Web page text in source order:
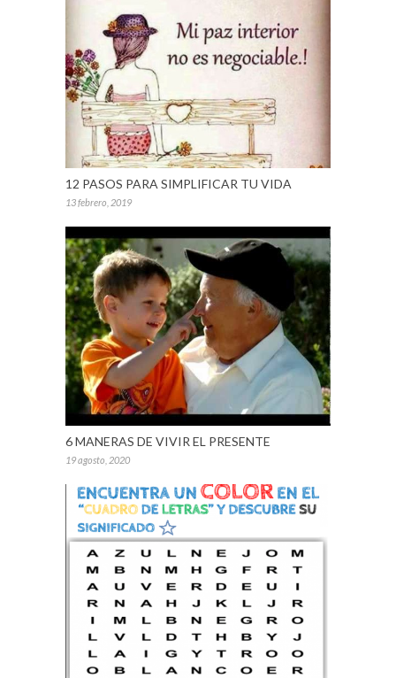
12 PASOS PARA SIMPLIFICAR TU VIDA
13 febrero, 2019
6 MANERAS DE VIVIR EL PRESENTE
19 agosto, 2020